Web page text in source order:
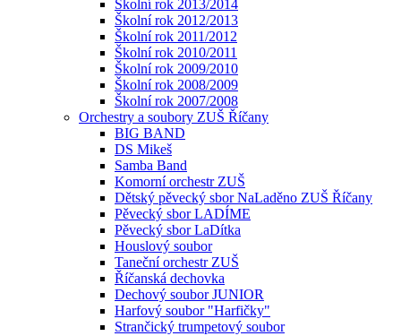
Školní rok 2013/2014
Školní rok 2012/2013
Školní rok 2011/2012
Školní rok 2010/2011
Školní rok 2009/2010
Školní rok 2008/2009
Školní rok 2007/2008
Orchestry a soubory ZUŠ Říčany
BIG BAND
DS Mikeš
Samba Band
Komorní orchestr ZUŠ
Dětský pěvecký sbor NaLaděno ZUŠ Říčany
Pěvecký sbor LADÍME
Pěvecký sbor LaDítka
Houslový soubor
Taneční orchestr ZUŠ
Říčanská dechovka
Dechový soubor JUNIOR
Harfový soubor "Harfičky"
Strančický trumpetový soubor